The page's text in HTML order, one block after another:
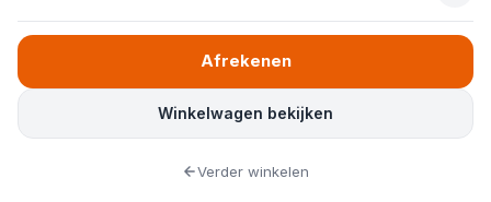
Winkelwagen bekijken
Afrekenen
Verder winkelen